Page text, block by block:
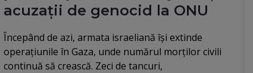
acuzații de genocid la ONU
Începând de azi, armata israeliană îşi extinde
operaţiunile în Gaza, unde numărul morţilor civili
continuă să crească. Zeci de tancuri,